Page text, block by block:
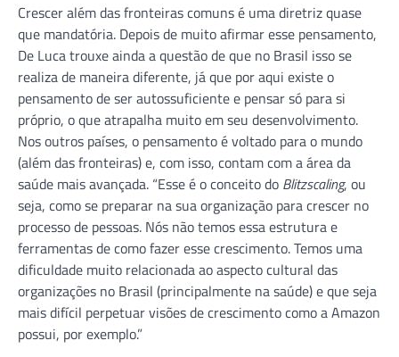
Crescer além das fronteiras comuns é uma diretriz quase
que mandatória. Depois de muito afirmar esse pensamento,
De Luca trouxe ainda a questão de que no Brasil isso se
realiza de maneira diferente, já que por aqui existe o
pensamento de ser autossuficiente e pensar só para si
próprio, o que atrapalha muito em seu desenvolvimento.
Nos outros países, o pensamento é voltado para o mundo
(além das fronteiras) e, com isso, contam com a área da
saúde mais avançada. “Esse é o conceito do Blitzscaling, ou
seja, como se preparar na sua organização para crescer no
processo de pessoas. Nós não temos essa estrutura e
ferramentas de como fazer esse crescimento. Temos uma
dificuldade muito relacionada ao aspecto cultural das
organizações no Brasil (principalmente na saúde) e que seja
mais difícil perpetuar visões de crescimento como a Amazon
possui, por exemplo.”